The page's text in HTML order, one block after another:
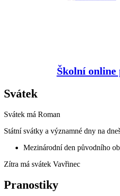
Školní online
Svátek
Svátek má Roman
Státní svátky a významné dny na
Mezinárodní den původního
Zítra má svátek Vavřinec
Pranostiky